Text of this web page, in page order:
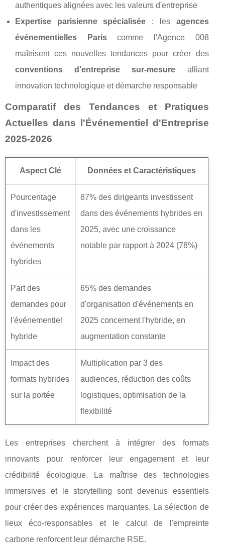
authentiques alignées avec les valeurs d'entreprise
Expertise parisienne spécialisée : les agences
événementielles Pariscomme l'Agence 008
maîtrisent ces nouvelles tendances pour créer des
conventions d'entreprise sur-mesure alliant
innovation technologique et démarche responsable
Comparatif des Tendances et Pratiques
Actuelles dans l'Événementiel d'Entreprise
2025-2026
Aspect Clé Données et Caractéristiques
Pourcentage
d'investissement
dans les
événements
hybrides
87% des dirigeants investissent
dans des événements hybrides en
2025, avec une croissance
notable par rapport à 2024 (78%)
Part des
demandes pour
l'événementiel
hybride
65% des demandes
d'organisation d'événements en
2025 concernent l'hybride, en
augmentation constante
Impact des
formats hybrides
sur la portée
Multiplication par 3 des
audiences, réduction des coûts
logistiques, optimisation de la
flexibilité
Les entreprises cherchent à intégrer des formats
innovants pour renforcer leur engagement et leur
crédibilité écologique. La maîtrise des technologies
immersives et le storytelling sont devenus essentiels
pour créer des expériences marquantes. La sélection de
lieux éco-responsables et le calcul de l'empreinte
carbone renforcent leur démarche RSE.